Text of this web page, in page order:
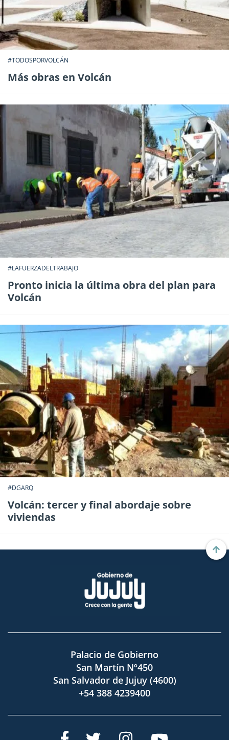
#TODOSPORVOLCÁN
Más obras en Volcán
#LAFUERZADELTRABAJO
Pronto inicia la última obra del plan para
Volcán
#DGARQ
Volcán: tercer y final abordaje sobre
viviendas
Palacio de Gobierno
San Martín Nº450
San Salvador de Jujuy (4600)
+54 388 4239400